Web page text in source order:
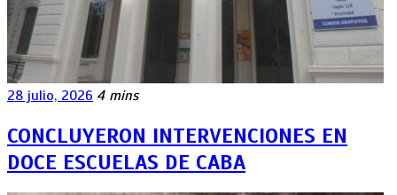
28 julio, 2026 4 mins
CONCLUYERON INTERVENCIONES EN
DOCE ESCUELAS DE CABA